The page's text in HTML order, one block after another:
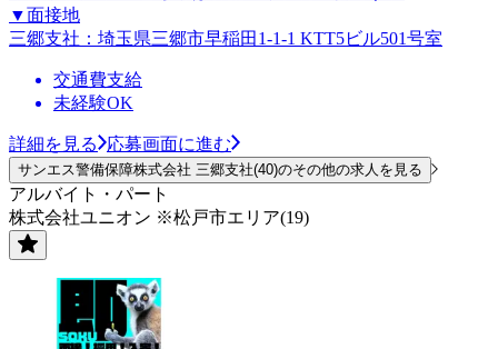
▼面接地
三郷支社：埼玉県三郷市早稲田1-1-1 KTT5ビル501号室
交通費支給
未経験OK
詳細を見る 応募画面に進む
サンエス警備保障株式会社 三郷支社(40)のその他の求人を見る
アルバイト・パート
株式会社ユニオン ※松戸市エリア(19)